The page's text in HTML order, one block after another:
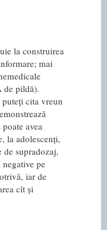
la construirea
mai
de pildă).
cita vreun
avea
la adolescenți,
de supradozaj,
pe
iar de
cît și